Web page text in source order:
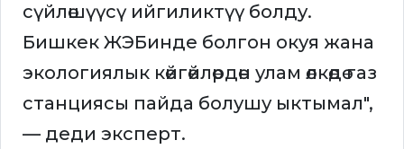
сүйлөшүүcү ийгиликтүү болду.
Бишкек ЖЭБинде болгон окуя жана
экологиялык көйгөйлөрдөн улам өлкөдө газ
станциясы пайда болушу ыктымал",
— деди эксперт.